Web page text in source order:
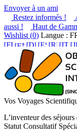
Envoyer à un ami
Restez informés !
aussi !
Haut de
Wishlist (0) Langue :
Vos Voyages
L’inventeur des
Statut Consultatif